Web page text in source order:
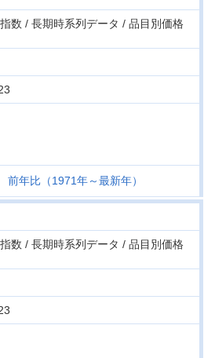
数 / 長期時系列データ / 品目別価格
年比（1971年～最新年）
数 / 長期時系列データ / 品目別価格